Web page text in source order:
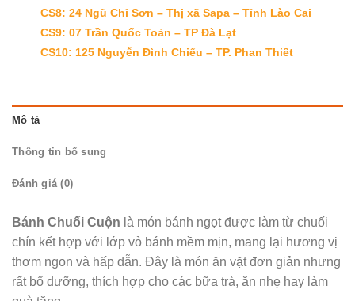
CS8: 24 Ngũ Chỉ Sơn – Thị xã Sapa – Tỉnh Lào Cai
CS9: 07 Trần Quốc Toản – TP Đà Lạt
CS10: 125 Nguyễn Đình Chiểu – TP. Phan Thiết
Mô tả
Thông tin bổ sung
Đánh giá (0)
Bánh Chuối Cuộn là món bánh ngọt được làm từ chuối
chín kết hợp với lớp vỏ bánh mềm mịn, mang lại hương vị
thơm ngon và hấp dẫn. Đây là món ăn vặt đơn giản nhưng
rất bổ dưỡng, thích hợp cho các bữa trà, ăn nhẹ hay làm